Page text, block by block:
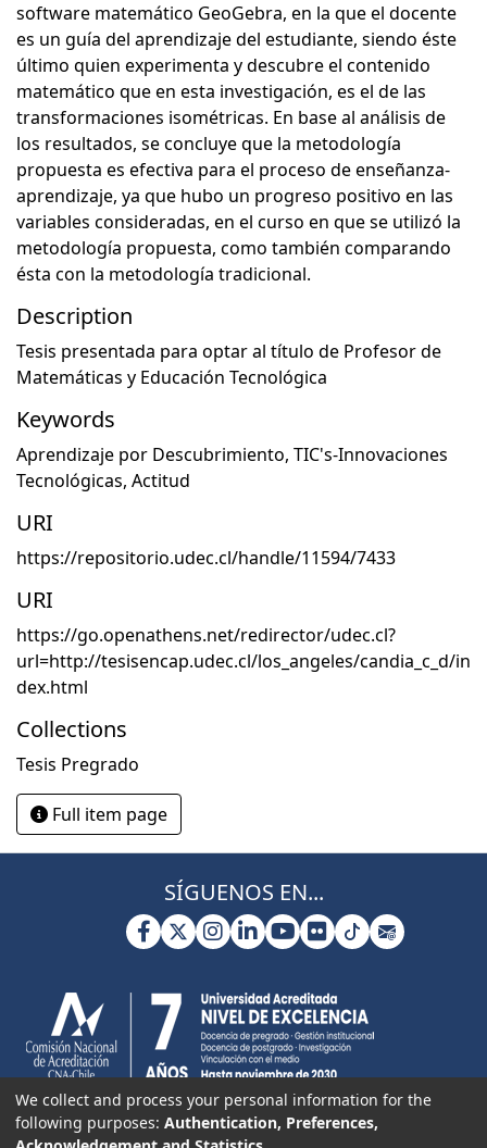
software matemático GeoGebra, en la que el docente
es un guía del aprendizaje del estudiante, siendo éste
último quien experimenta y descubre el contenido
matemático que en esta investigación, es el de las
transformaciones isométricas. En base al análisis de
los resultados, se concluye que la metodología
propuesta es efectiva para el proceso de enseñanza-
aprendizaje, ya que hubo un progreso positivo en las
variables consideradas, en el curso en que se utilizó la
metodología propuesta, como también comparando
ésta con la metodología tradicional.
Description
Tesis presentada para optar al título de Profesor de
Matemáticas y Educación Tecnológica
Keywords
Aprendizaje por Descubrimiento, TIC's-Innovaciones
Tecnológicas, Actitud
URI
https://repositorio.udec.cl/handle/11594/7433
URI
https://go.openathens.net/redirector/udec.cl?
url=http://tesisencap.udec.cl/los_angeles/candia_c_d/in
dex.html
Collections
Tesis Pregrado
Full item page
SÍGUENOS EN...
We collect and process your personal information for the
following purposes: Authentication, Preferences,